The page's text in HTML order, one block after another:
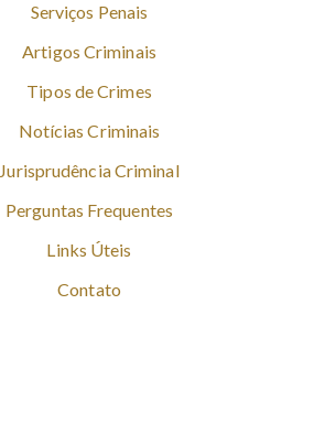
Serviços Penais
Artigos Criminais
Tipos de Crimes
Notícias Criminais
Jurisprudência Criminal
Perguntas Frequentes
Links Úteis
Contato